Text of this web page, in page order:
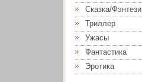
Сказка/Фэнтези
Триллер
Ужасы
Фантастика
Эротика